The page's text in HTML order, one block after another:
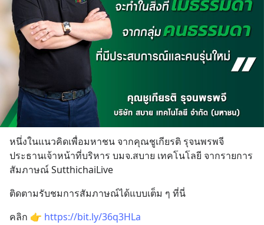
หนึ่งในแนวคิดเพื่อมหาชน จากคุณชูเกียรติ รุจนพรพจี
ประธานเจ้าหน้าที่บริหาร บมจ.สบาย เทคโนโลยี จากรายการ
สัมภาษณ์ SutthichaiLive
ติดตามรับชมการสัมภาษณ์ได้แบบเต็ม ๆ ที่นี่
คลิก 👉 https://bit.ly/36q3HLa